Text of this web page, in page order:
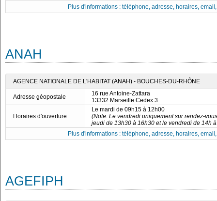
Plus d'informations : téléphone, adresse, horaires,
ANAH
AGENCE NATIONALE DE L'HABITAT (ANAH) - BOUCHES-DU-RHÔNE
Adresse géopostale
16 rue Antoine-Zattara
13332 Marseille Cedex 3
Horaires d'ouverture
Le mardi de 09h15 à 12h00
(Note: Le vendredi uniquement sur rendez-
jeudi de 13h30 à 16h30 et le vendredi de 14h
Plus d'informations : téléphone, adresse, horaires,
AGEFIPH